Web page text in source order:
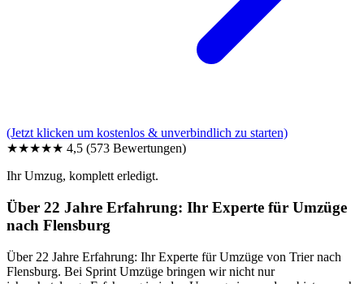
(Jetzt klicken um kostenlos & unverbindlich zu starten)
★★★★★ 4,5 (573 Bewertungen)
Ihr Umzug, komplett erledigt.
Über 22 Jahre Erfahrung: Ihr Experte für Umzüge
nach Flensburg
Über 22 Jahre Erfahrung: Ihr Experte für Umzüge von Trier nach
Flensburg. Bei Sprint Umzüge bringen wir nicht nur